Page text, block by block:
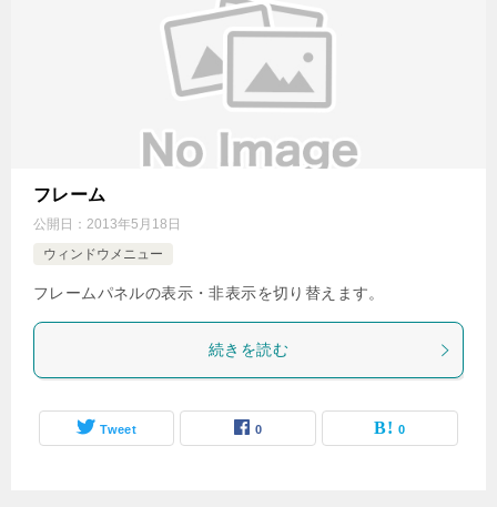
フレーム
公開日： 2013年5月18日
ウィンドウメニュー
フレームパネルの表示・非表示を切り替えます。
続きを読む
Tweet 0 0